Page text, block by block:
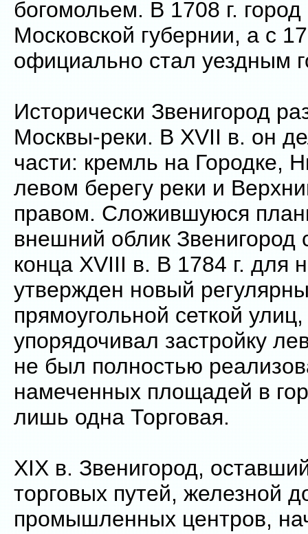
богомольем. В 1708 г.
Московской губернии, а с
официально стал уездным
Исторически Звенигород
Москвы-реки. В XVII в. он
части: кремль на Городке,
левом берегу реки и
правом. Сложившуюся
внешний облик Звенигород
конца XVIII в. В 1784 г. для
утвержден новый
прямоугольной сеткой
упорядочивал застройку
не был полностью
намеченных площадей в
лишь одна Торговая.
XIX в. Звенигород,
торговых путей, железной
промышленных центров,